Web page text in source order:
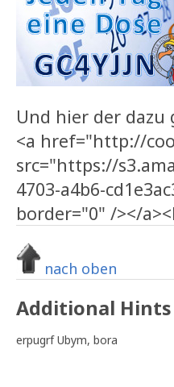
Und hier der dazu
<a href="http://
src="https://
4703-a4b6-
border="0" /></
nach oben
Additional Hints
erpugrf Ubym, bora